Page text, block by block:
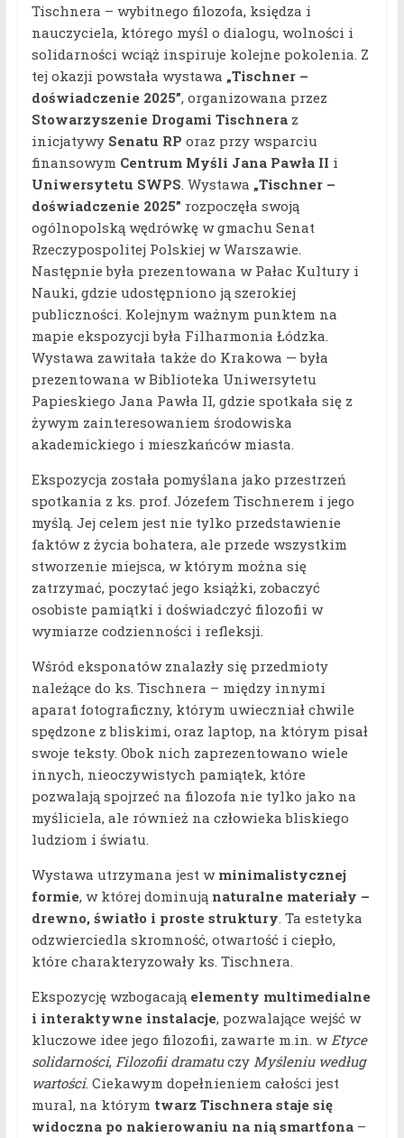
Tischnera – wybitnego filozofa, księdza i
nauczyciela, którego myśl o dialogu, wolności i
solidarności wciąż inspiruje kolejne pokolenia. Z
tej okazji powstała wystawa „Tischner –
doświadczenie 2025”, organizowana przez
Stowarzyszenie Drogami Tischneraz
inicjatywy Senatu RP oraz przy wsparciu
finansowym Centrum Myśli Jana Pawła II i
Uniwersytetu SWPS. Wystawa „Tischner –
doświadczenie 2025” rozpoczęła swoją
ogólnopolską wędrówkę w gmachu Senat
Rzeczypospolitej Polskiej w Warszawie.
Następnie była prezentowana w Pałac Kultury i
Nauki, gdzie udostępniono ją szerokiej
publiczności. Kolejnym ważnym punktem na
mapie ekspozycji była Filharmonia Łódzka.
Wystawa zawitała także do Krakowa — była
prezentowana w Biblioteka Uniwersytetu
Papieskiego Jana Pawła II, gdzie spotkała się z
żywym zainteresowaniem środowiska
akademickiego i mieszkańców miasta.
Ekspozycja została pomyślana jako przestrzeń
spotkania z ks. prof. Józefem Tischnerem i jego
myślą. Jej celem jest nie tylko przedstawienie
faktów z życia bohatera, ale przede wszystkim
stworzenie miejsca, w którym można się
zatrzymać, poczytać jego książki, zobaczyć
osobiste pamiątki i doświadczyć filozofii w
wymiarze codzienności i refleksji.
Wśród eksponatów znalazły się przedmioty
należące do ks. Tischnera – między innymi
aparat fotograficzny, którym uwieczniał chwile
spędzone z bliskimi, oraz laptop, na którym pisał
swoje teksty. Obok nich zaprezentowano wiele
innych, nieoczywistych pamiątek, które
pozwalają spojrzeć na filozofa nie tylko jako na
myśliciela, ale również na człowieka bliskiego
ludziom i światu.
Wystawa utrzymana jest w minimalistycznej
formie, w której dominują naturalne materiały –
drewno, światło i proste struktury. Ta estetyka
odzwierciedla skromność, otwartość i ciepło,
które charakteryzowały ks. Tischnera.
Ekspozycję wzbogacają elementy multimedialne
i interaktywne instalacje, pozwalające wejść w
kluczowe idee jego filozofii, zawarte m.in. wEtyce
solidarności, Filozofii dramatuczy Myśleniu według
wartości. Ciekawym dopełnieniem całości jest
mural, na którym twarz Tischnera staje się
widoczna po nakierowaniu na nią smartfona–